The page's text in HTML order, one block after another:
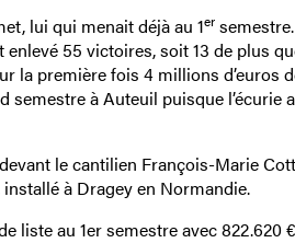
lui qui menait déjà au 1er
55 victoires, soit 13 de plus
la première fois 4 millions d’euros
semestre à Auteuil puisque
le cantilien François-Marie
à Dragey en Normandie.
liste au 1er semestre avec 822.620